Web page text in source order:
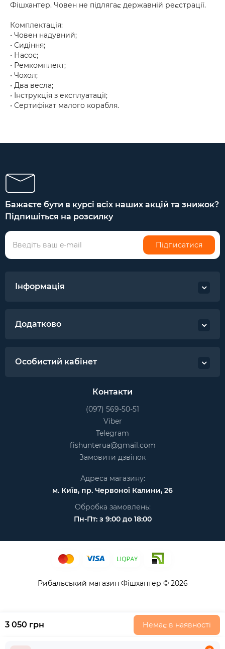
Фішхантер. Човен не підлягає державній реєстрації.
Комплектація:
• Човен надувний;
• Сидіння;
• Насос;
• Ремкомплект;
• Чохол;
• Два весла;
• Інструкція з експлуатації;
• Сертифікат малого корабля.
3 050 грн Немає в наявності
Бажаєте бути в курсі всіх наших акцій та знижок?
Підпишіться на розсилку
Підписатися
Інформація
Додатково
Особистий кабінет
Контакти
(097) 569-50-51
Viber
Telegram
fishunterua@gmail.com
Замовити дзвінок
Адреса магазину:
м. Київ, пр. Червоної Калини, 26
Обробка замовлень:
Пн-Пт: з 9:00 до 18:00
Рибальський магазин Фішхантер © 2026